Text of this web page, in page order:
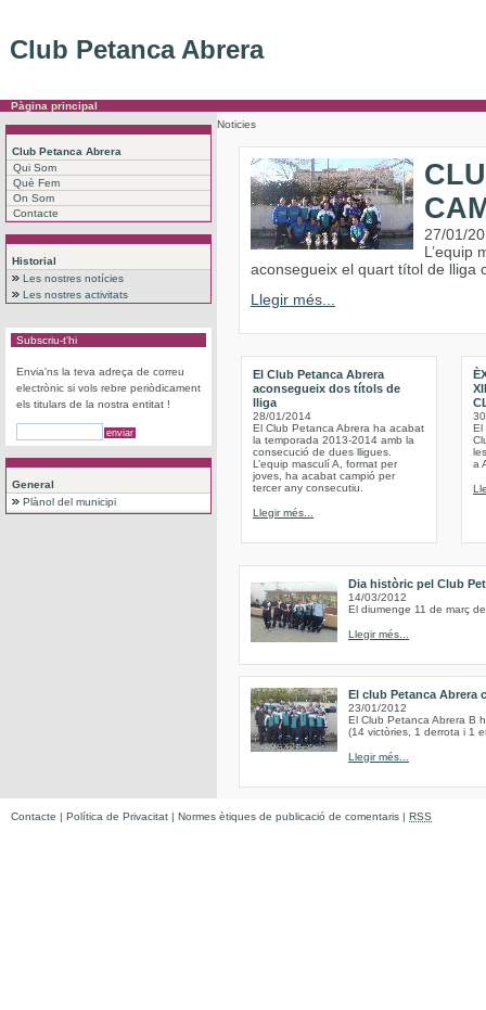
Club Petanca Abrera
Pàgina principal
Club Petanca Abrera
Qui Som
Què Fem
On Som
Contacte
Historial
Les nostres notícies
Les nostres activitats
Subscriu-t'hi
Envia'ns la teva adreça de correu
electrònic si vols rebre periòdicament
els titulars de la nostra entitat !
General
Plànol del municipi
Noticies
27/01/
L’equip
aconsegueix el quart títol de lliga
Llegir més...
El Club Petanca Abrera
aconsegueix dos títols de
lliga
28/01/2014
El Club Petanca Abrera ha acabat
la temporada 2013-2014 amb la
consecució de dues lligues.
L’equip masculí A, format per
joves, ha acabat campió per
tercer any consecutiu.
Llegir més...
El
a
Dia històric pel Club
14/03/2012
El diumenge 11 de març
Llegir més...
El club Petanca Abrera
23/01/2012
El Club Petanca Abrera B
(14 victòries, 1 derrota i 1
Llegir més...
Contacte | Política de Privacitat | Normes ètiques de publicació de comentaris | RSS